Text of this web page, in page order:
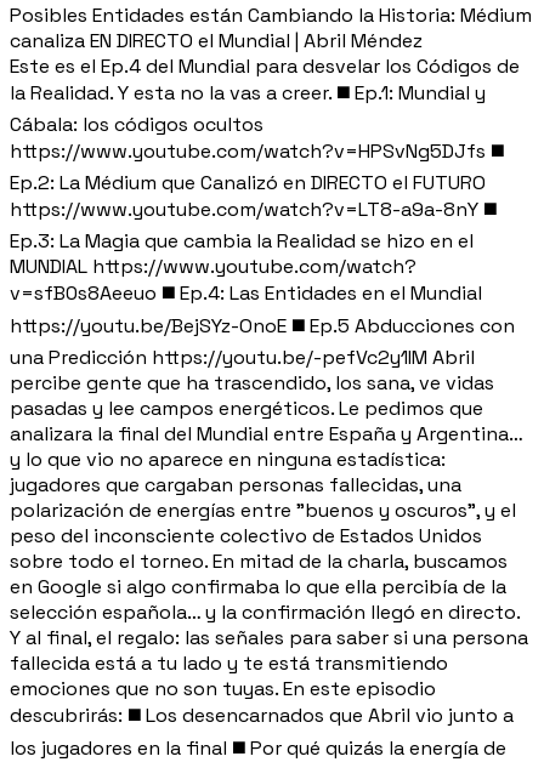
Posibles Entidades están Cambiando la Historia: Médium
canaliza EN DIRECTO el Mundial | Abril Méndez
Este es el Ep.4 del Mundial para desvelar los Códigos de
la Realidad. Y esta no la vas a creer. ◼️ Ep.1: Mundial y
Cábala: los códigos ocultos
https://www.youtube.com/watch?v=HPSvNg5DJfs ◼️
Ep.2: La Médium que Canalizó en DIRECTO el FUTURO
https://www.youtube.com/watch?v=LT8-a9a-8nY ◼️
Ep.3: La Magia que cambia la Realidad se hizo en el
MUNDIAL https://www.youtube.com/watch?
v=sfB0s8Aeeuo ◼️ Ep.4: Las Entidades en el Mundial
https://youtu.be/BejSYz-OnoE ◼️ Ep.5 Abducciones con
una Predicción https://youtu.be/-pefVc2y1IM Abril
percibe gente que ha trascendido, los sana, ve vidas
pasadas y lee campos energéticos. Le pedimos que
analizara la final del Mundial entre España y Argentina…
y lo que vio no aparece en ninguna estadística:
jugadores que cargaban personas fallecidas, una
polarización de energías entre "buenos y oscuros", y el
peso del inconsciente colectivo de Estados Unidos
sobre todo el torneo. En mitad de la charla, buscamos
en Google si algo confirmaba lo que ella percibía de la
selección española… y la confirmación llegó en directo.
Y al final, el regalo: las señales para saber si una persona
fallecida está a tu lado y te está transmitiendo
emociones que no son tuyas. En este episodio
descubrirás: ◼️ Los desencarnados que Abril vio junto a
los jugadores en la final ◼️ Por qué quizás la energía de